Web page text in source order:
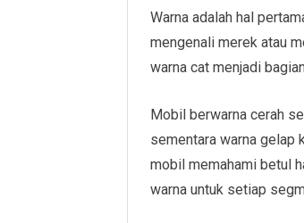
Warna adalah hal
mengenali merek atau
warna cat menjadi
Mobil berwarna cerah
sementara warna gelap
mobil memahami betul
warna untuk setiap